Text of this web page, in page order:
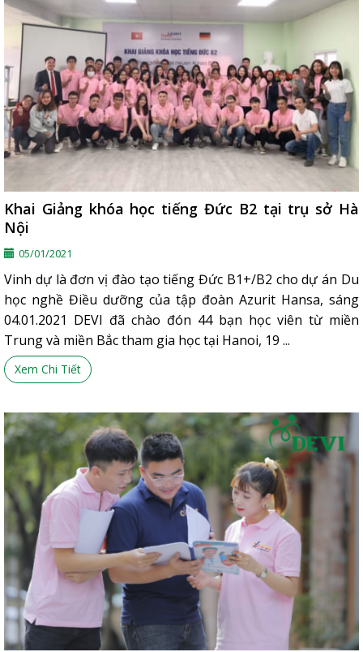
Khai Giảng khóa học tiếng Đức B2 tại trụ sở Hà
Nội
05/01/2021
Vinh dự là đơn vị đào tạo tiếng Đức B1+/B2 cho dự án Du
học nghề Điều dưỡng của tập đoàn Azurit Hansa, sáng
04.01.2021 DEVI đã chào đón 44 bạn học viên từ miền
Trung và miền Bắc tham gia học tại Hanoi, 19 ...
Xem Chi Tiết